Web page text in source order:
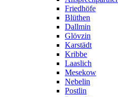
Friedhöfe
Blüthen
Dallmin
Glövzin
Karstädt
Kribbe
Laaslich
Mesekow
Nebelin
Postlin